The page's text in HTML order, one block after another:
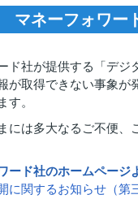
マネーフォワー
ド社が提供する「デ
が取得できない事象
す。
には多大なるご不便、
ード社のホームページ
に関するお知らせ（第